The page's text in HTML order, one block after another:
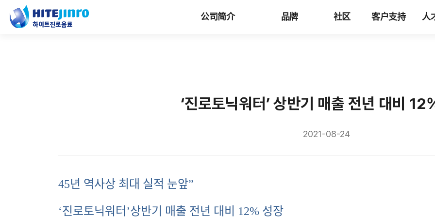
公司简介 品牌 社区 客户支持 人
‘진로토닉워터’ 상반기 매출 전년 대비
2021-08-24
45년 역사상 최대 실적 눈앞”
‘진로토닉워터’상반기 매출 전년 대비 12% 성장